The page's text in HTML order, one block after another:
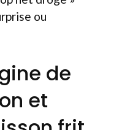
ou
de
et